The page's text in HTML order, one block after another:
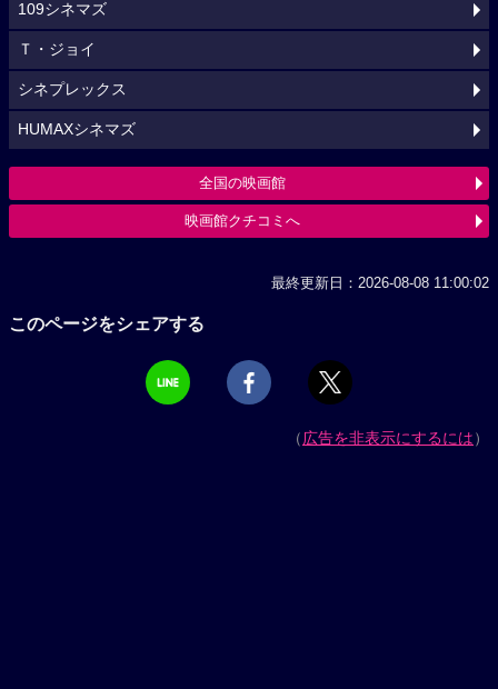
109シネマズ
Ｔ・ジョイ
シネプレックス
HUMAXシネマズ
全国の映画館
映画館クチコミへ
最終更新日：2026-08-08 11:00:02
このページをシェアする
（広告を非表示にするには）